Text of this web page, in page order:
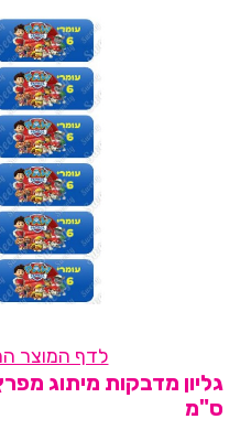
לדף המוצר
ס"מ